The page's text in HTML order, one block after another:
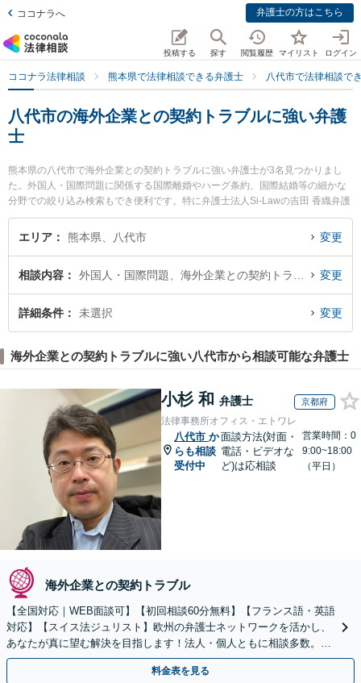
ココナラへ 弁護士の方はこちら
投稿する 探す 閲覧履歴 マイリスト ログイン
ココナラ法律相談 熊本県で法律相談できる弁護士 八代市で法律相談で
八代市の海外企業との契約トラブルに強い弁護
士
熊本県の八代市で海外企業との契約トラブルに強い弁護士が3名見つかりまし
た。外国人・国際問題に関係する国際離婚やハーグ条約、国際結婚等の細かな
分野での絞り込み検索もでき便利です。特に弁護士法人Si-Lawの吉田 香織弁護
士や弁護士法人Si-Lawの田畑 求三弁護士、弁護士法人Si-Lawの西田 幸広弁護
士のプロフィール情報や弁護士費用、強みなどが注目されています。『八代市
くの弁護士を検索したい』『初回相談無料で海外企業との契約トラブルを法律
相談できる八代市内の弁護士に相談予約したい』などでお困りの相談者さんに
おすすめです。
エリア 熊本県、八代市 変更
相談内容 変更
詳細条件 未選択 変更
海外企業との契約トラブルに強い八代市から相談可能な弁護士
小杉 和 弁護士 京都府
法律事務所オフィス・エトワレ
八代市 か
らも相談
受付中
面談方法(対面・
電話・ビデオな
ど)は応相談
営業時間：0
9:00~18:00
（平日）
海外企業との契約トラブル
【全国対応｜WEB面談可】【初回相談60分無料】【フランス語・英語
対応】【スイス法ジュリスト】欧州の弁護士ネットワークを活かし、
あなたが真に望む解決を目指します！法人・個人ともに相談多数。細
やかな連絡と粘り強い交渉を徹底【休日・夜間相談可】
料金表を見る